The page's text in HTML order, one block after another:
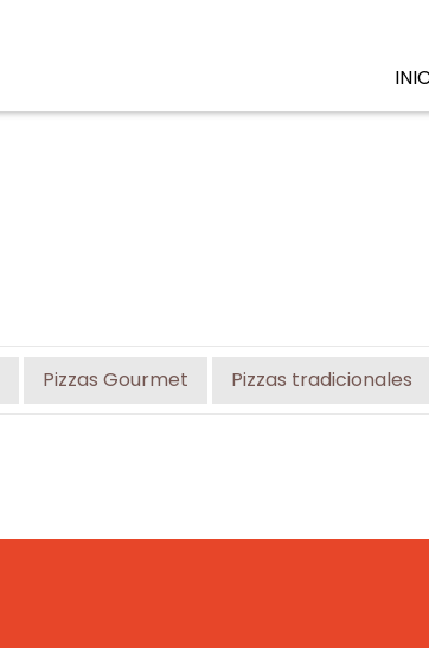
Pizzas Gourmet Pizzas tradicionales